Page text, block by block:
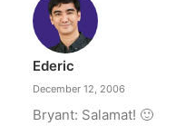
Ederic
December 12, 2006
Bryant: Salamat! 🙂